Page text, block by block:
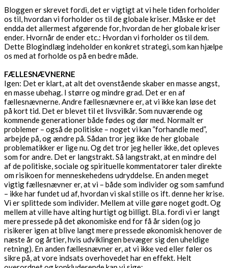
Bloggen er skrevet fordi, det er vigtigt at vi hele tiden forholder
os til, hvordan vi forholder os til de globale kriser. Måske er det
endda det allermest afgørende for, hvordan de her globale kriser
ender. Hvornår de ender etc.: Hvordan vi forholder os til dem.
Dette Blogindlæg indeholder en konkret strategi, som kan hjælpe
os med at forholde os på en bedre måde.
FÆLLESNÆVNERNE
Igen: Det er klart, at alt det ovenstående skaber en masse angst,
en masse ubehag. I større og mindre grad. Det er en af
fællesnævnerne. Andre fællesnævnere er, at vi ikke kan løse det
på kort tid. Det er blevet til et livsvilkår. Som nuværende og
kommende generationer både fødes og dør med. Normalt er
problemer – også de politiske – noget vi kan ”forhandle med”,
arbejde på, og ændre på. Sådan tror jeg ikke de her globale
problematikker er lige nu. Og det tror jeg heller ikke, det opleves
som for andre. Det er langstrakt. Så langstrakt, at en mindre del
af de politiske, sociale og spirituelle kommentatorer taler direkte
om risikoen for menneskehedens udryddelse. En anden meget
vigtig fællesnævner er, at vi – både som individer og som samfund
– ikke har fundet ud af, hvordan vi skal stille os ift. denne her krise.
Vi er splittede som individer. Mellem at ville gøre noget godt. Og
mellem at ville have alting hurtigt og billigt. Bl.a. fordi vi er langt
mere pressede på det økonomiske end for få år siden (og jo
risikerer igen at blive langt mere pressede økonomisk henover de
næste år og årtier, hvis udviklingen bevæger sig den uheldige
retning). En anden fællesnævner er, at vi ikke ved eller føler os
sikre på, at vore indsats overhovedet har en effekt. Helt